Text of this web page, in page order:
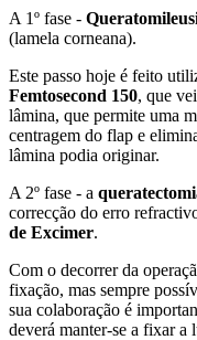
A 1º fase -
(lamela corneana).
Este passo hoje é feito
Femtosecond 150, que
lâmina, que permite uma
centragem do flap e
lâmina podia originar.
A 2º fase - a
correcção do erro
de Excimer.
Com o decorrer da
fixação, mas sempre
sua colaboração é
deverá manter-se a fixar